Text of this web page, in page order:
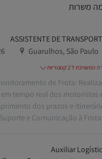
משרות
ASSISTENTE DE
מיקום
Guarulhos, São Paulo
ל 2 קטגוריות
de Frota:
tempo real dos motoristas
dos prazos e
Suporte e Comunicação à Frota:
Auxiliar